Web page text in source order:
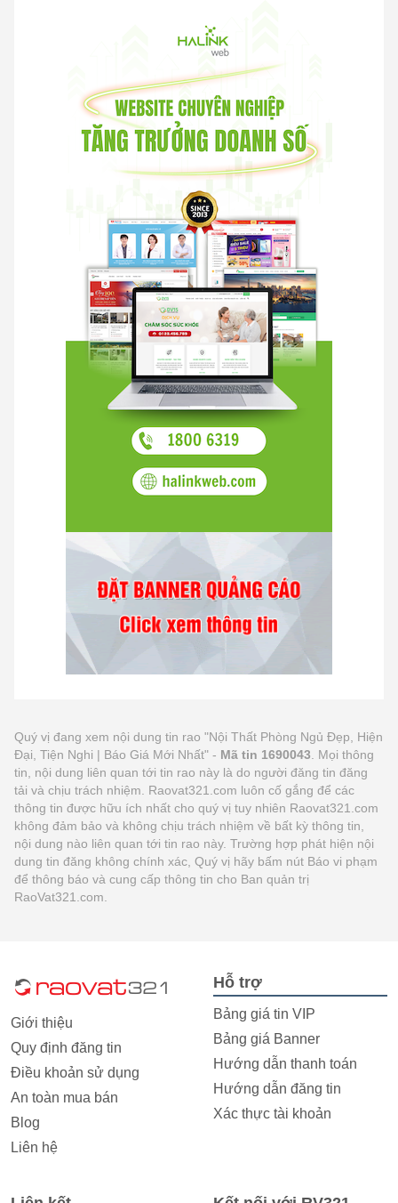
Quý vị đang xem nội dung tin rao "Nội Thất Phòng Ngủ Đẹp, Hiện
Đại, Tiện Nghi | Báo Giá Mới Nhất" - Mã tin 1690043 . Mọi thông
tin, nội dung liên quan tới tin rao này là do người đăng tin đăng
tải và chịu trách nhiệm. Raovat321.com luôn cố gắng để các
thông tin được hữu ích nhất cho quý vị tuy nhiên Raovat321.com
không đảm bảo và không chịu trách nhiệm về bất kỳ thông tin,
nội dung nào liên quan tới tin rao này. Trường hợp phát hiện nội
dung tin đăng không chính xác, Quý vị hãy bấm nút Báo vi phạm
để thông báo và cung cấp thông tin cho Ban quản trị
RaoVat321.com.
Giới thiệu
Quy định đăng tin
Điều khoản sử dụng
An toàn mua bán
Blog
Liên hệ
Hỗ trợ
Bảng giá tin VIP
Bảng giá Banner
Hướng dẫn thanh toán
Hướng dẫn đăng tin
Xác thực tài khoản